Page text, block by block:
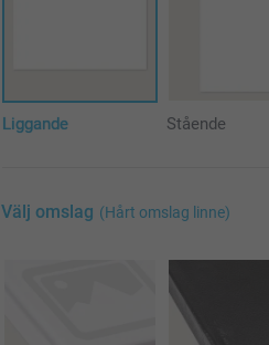
Liggande Stående
Välj omslag (Hårt omslag linne)